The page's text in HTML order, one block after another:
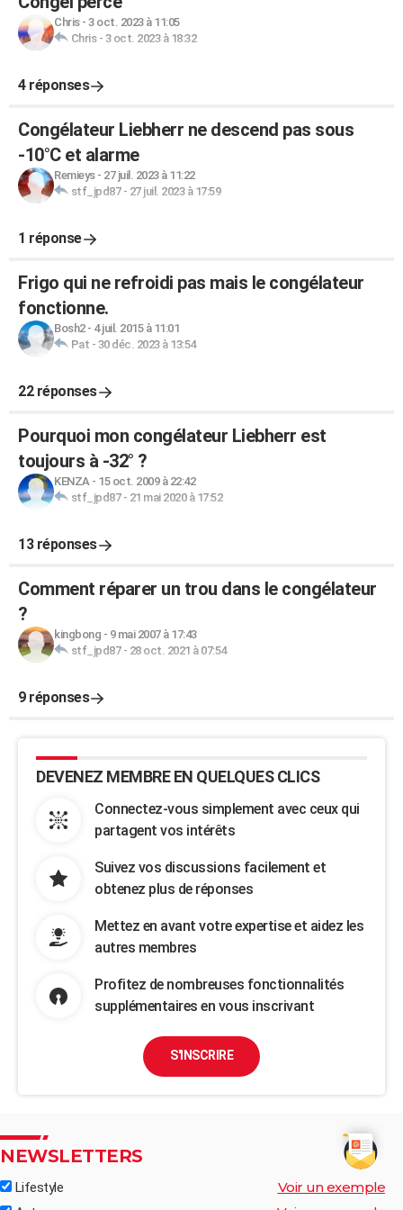
Chris- 3 oct. 2023 à 11:05
Chris- 3 oct. 2023 à 18:32
4 réponses
Congélateur Liebherr ne descend pas sous
-10°C et alarme
Remieys- 27 juil. 2023 à 11:22
stf_jpd87- 27 juil. 2023 à 17:59
1 réponse
Frigo qui ne refroidi pas mais le congélateur
fonctionne.
Bosh2- 4 juil. 2015 à 11:01
Pat - 30 déc. 2023 à 13:54
22 réponses
Pourquoi mon congélateur Liebherr est
toujours à -32° ?
KENZA- 15 oct. 2009 à 22:42
stf_jpd87- 21 mai 2020 à 17:52
13 réponses
Comment réparer un trou dans le congélateur
?
kingbong - 9 mai 2007 à 17:43
stf_jpd87- 28 oct. 2021 à 07:54
9 réponses
DEVENEZ MEMBRE EN QUELQUES CLICS
Connectez-vous simplement avec ceux qui
partagent vos intérêts
Suivez vos discussions facilement et
obtenez plus de réponses
Mettez en avant votre expertise et aidez les
autres membres
Profitez de nombreuses fonctionnalités
supplémentaires en vous inscrivant
S'INSCRIRE
NEWSLETTERS
Lifestyle Voir un exemple